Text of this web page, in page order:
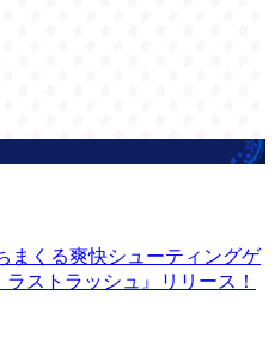
まくる爽快シューティングゲ
ストラッシュ』リリース！